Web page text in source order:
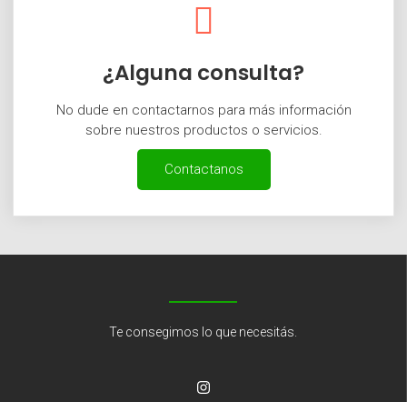
¿Alguna consulta?
No dude en contactarnos para más información
sobre nuestros productos o servicios.
Contactanos
Te consegimos lo que necesitás.